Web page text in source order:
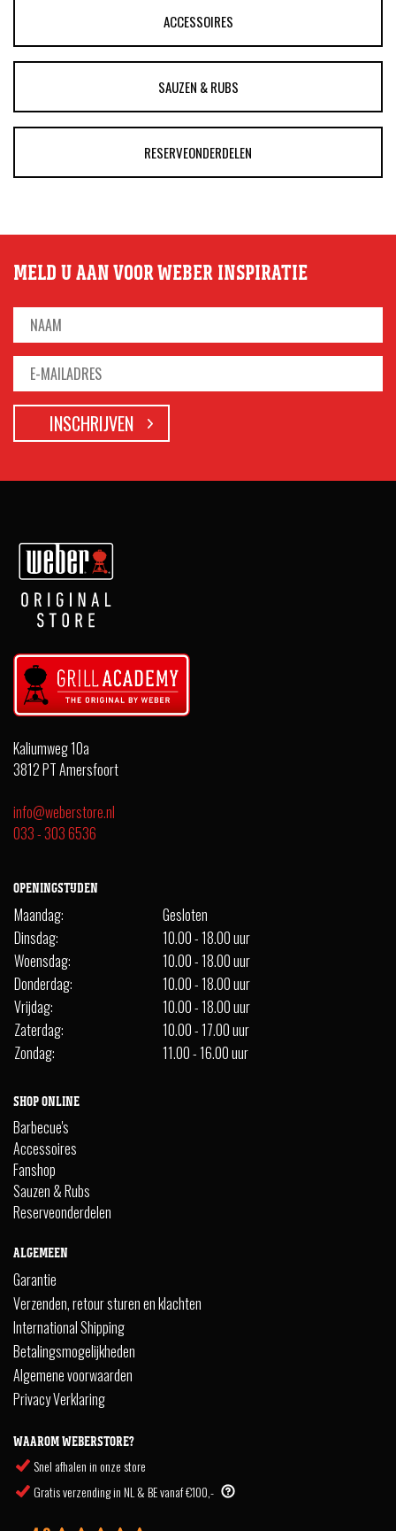
ACCESSOIRES
SAUZEN & RUBS
RESERVEONDERDELEN
MELD U AAN VOOR WEBER INSPIRATIE
Kaliumweg 10a
3812 PT Amersfoort
info@weberstore.nl
033 - 303 6536
OPENINGSTIJDEN
Maandag:
Gesloten
Dinsdag:
10.00 - 18.00 uur
Woensdag:
10.00 - 18.00 uur
Donderdag:
10.00 - 18.00 uur
Vrijdag:
10.00 - 18.00 uur
Zaterdag:
10.00 - 17.00 uur
Zondag:
11.00 - 16.00 uur
SHOP ONLINE
Barbecue's
Accessoires
Fanshop
Sauzen & Rubs
Reserveonderdelen
ALGEMEEN
Garantie
Verzenden, retour sturen en klachten
International Shipping
Betalingsmogelijkheden
Algemene voorwaarden
Privacy Verklaring
WAAROM WEBERSTORE?
Snel afhalen in onze store
Gratis verzending in NL & BE vanaf €100,-